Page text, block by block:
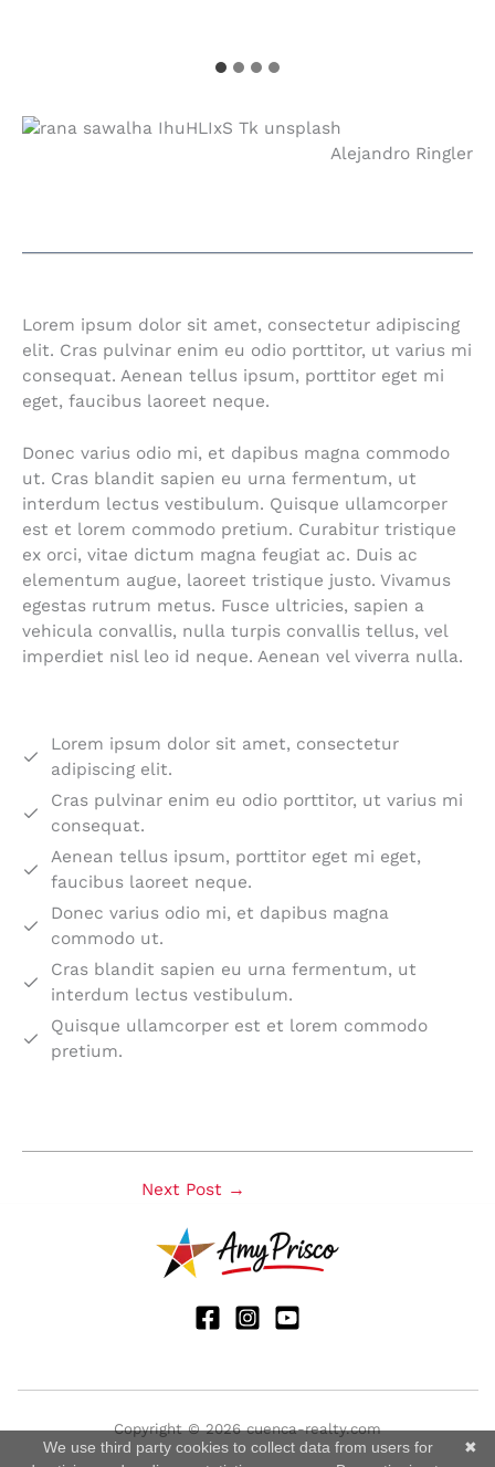
Alejandro Ringler
Lorem ipsum dolor sit amet, consectetur adipiscing
elit. Cras pulvinar enim eu odio porttitor, ut varius mi
consequat. Aenean tellus ipsum, porttitor eget mi
eget, faucibus laoreet neque.
Donec varius odio mi, et dapibus magna commodo
ut. Cras blandit sapien eu urna fermentum, ut
interdum lectus vestibulum. Quisque ullamcorper
est et lorem commodo pretium. Curabitur tristique
ex orci, vitae dictum magna feugiat ac. Duis ac
elementum augue, laoreet tristique justo. Vivamus
egestas rutrum metus. Fusce ultricies, sapien a
vehicula convallis, nulla turpis convallis tellus, vel
imperdiet nisl leo id neque. Aenean vel viverra nulla.
Lorem ipsum dolor sit amet, consectetur
adipiscing elit.
Cras pulvinar enim eu odio porttitor, ut varius mi
consequat.
Aenean tellus ipsum, porttitor eget mi eget,
faucibus laoreet neque.
Donec varius odio mi, et dapibus magna
commodo ut.
Cras blandit sapien eu urna fermentum, ut
interdum lectus vestibulum.
Quisque ullamcorper est et lorem commodo
pretium.
Next Post →
Copyright © 2026 cuenca-realty.com
✖
We use third party cookies to collect data from users for